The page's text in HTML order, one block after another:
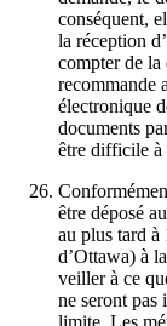
conséquent,
la réception
compter de
recommande
électronique
documents
être difficile à
être déposé
au plus tard à
d’Ottawa) à
veiller à ce
ne seront pas
limite. Les